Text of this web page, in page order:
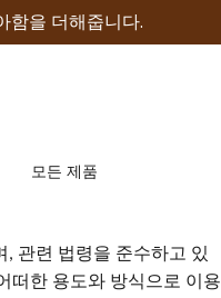
함을 더해줍니다.
모든 제품
, 관련 법령을 준수하고 있
떠한 용도와 방식으로 이용